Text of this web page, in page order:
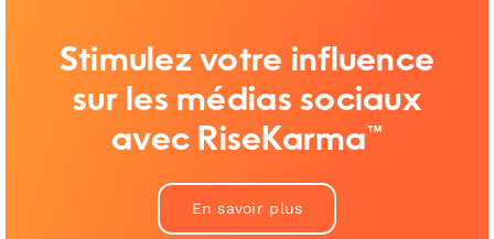
Stimulez votre influence
sur les médias sociaux
avec RiseKarma™
En savoir plus